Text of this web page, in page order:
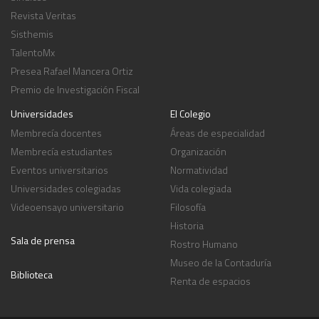
Revista Veritas
Sisthemis
TalentoMx
Presea Rafael Mancera Ortiz
Premio de Investigación Fiscal
Universidades
Membrecía docentes
Membrecía estudiantes
Eventos universitarios
Universidades colegiadas
Videoensayo universitario
Sala de prensa
Biblioteca
El Colegio
Áreas de especialidad
Organización
Normatividad
Vida colegiada
Filosofía
Historia
Rostro Humano
Museo de la Contaduría
Renta de espacios